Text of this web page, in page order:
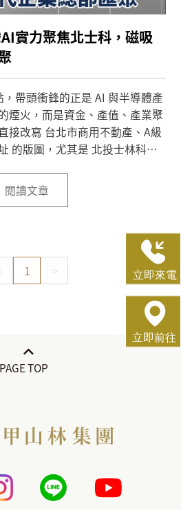
AI實力聚焦北士科，磁吸
帶頭衝鋒的正是 AI 與半導體產
煙火，而是資金、產值、產業聚
接改寫 台北市商用不動產、A級
的版圖，尤其是 北投士林科技
閱讀文章
1 >